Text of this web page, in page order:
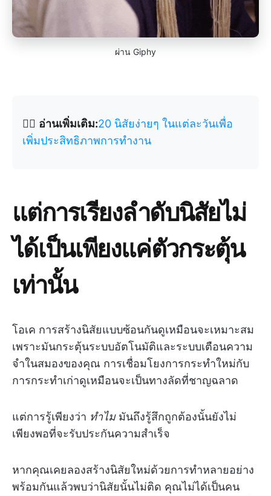
ผ่าน Giphy
👉🏽 อ่านเพิ่มเติม:20 นิสัยง่ายๆ ในแต่ละวันเพื่อ
เพิ่มประสิทธิภาพการทำงาน
แต่การเรียงลำดับนิสัยไม่
ได้เป็นเพียงแค่ตัวกระตุ้น
เท่านั้น
โอเค การสร้างนิสัยแบบซ้อนกันดูเหมือนจะเหมาะสม
เพราะมันกระตุ้นระบบอัตโนมัติและระบบเตือนความ
จำในสมองของคุณ การเชื่อมโยงการกระทำใหม่กับ
การกระทำเก่าดูเหมือนจะเป็นทางลัดที่ชาญฉลาด
แต่การรู้เพียงว่า ทำไมมันถึงรู้สึกถูกต้องนั้นยังไม่
เพียงพอที่จะรับประกันความสำเร็จ
หากคุณเคยลองสร้างนิสัยใหม่ด้วยการทำหลายอย่าง
พร้อมกันแล้วพบว่านิสัยนั้นไม่ติด คุณไม่ได้เป็นคน